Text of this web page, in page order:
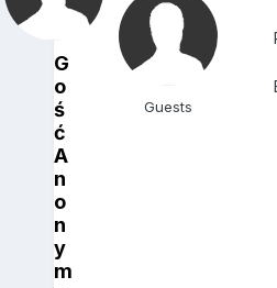
G
o
ś
ć
A
n
o
n
y
m
Guests